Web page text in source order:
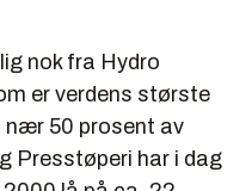
nok fra Hydro
er verdens største
nær 50 prosent av
Presstøperi har i dag